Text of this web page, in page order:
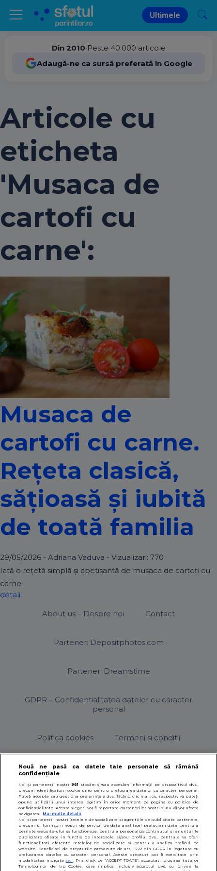
Ultimele
Din 2010•Peste 40.000 articole
Adaugă-ne ca sursă preferată în Google
Articole cu
eticheta
'Musaca de
cartofi cu
carne':
Musaca de
cartofi cu carne.
Rețeta clasică,
sățioasă și iubită
de toată familia
29/05/2026 - Adriana Vaduva - Vizualizari: 770
Iată o rețetă simplă și apetisantă de musaca de cartofi cu
carne.
detalii
About us – Despre noi Contact
Partener: Depositphotos.com
Partener: Dreamstime
GDPR – Confidentialitatea datelor cu caracter
personal
Politica cookies Termeni si conditii
© 2026SfatulParintilor.ro
Nouă ne pasă ca datele tale personale să rămână
confidențiale
Noi și partenerii noștri 961 stocăm și/sau accesăm informații pe dispozitivul dvs.,
precum identificatorii cookie unici pentru prelucrarea datelor cu caracter personal.
Puteți accepta sau gestiona preferințele dvs. făcând clic mai jos, respectiv vă puteți
opune utilizării unui interes legitim în orice moment pe pagina cu politica de
confidențialitate. Aceste alegeri vor fi raportate partenerilor noștri și nu vă vor afecta
navigarea. Mai multe detalii
Noi si partenerii nostri (retelele de socializare si agentiile de publicitate partenere,
precum si furnizorii nostri de servicii de date analitice) prelucram date pentru a
permite website-ului sa functioneze, pentru a personaliza continutul si anunturile
publicitare afisate in functie de interesele si/sau profilul dvs., pentru a va oferi
functionalitati aferente retelelor de socializare si pentru a analiza traficul pe
website. Beneficiati de drepturile prevazute de art. 15-22 din GDPR in legatura cu
prelucrarea datelor cu caracter personal. Aceste drepturi pot fi exercitate prin
modalitatea indicataaici. Prin click pe “ACCEPT TOATE”, acceptati folosirea tuturor
Tehnologiilor de tip Cookie, care implica inclusiv acceptul dvs. cu privire la